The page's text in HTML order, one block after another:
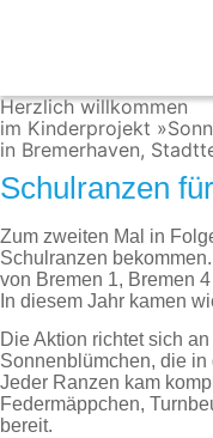
Herzlich willkommen
im Kinderprojekt
in Bremerhaven,
Schulranzen
Zum zweiten Mal in
Schulranzen
von Bremen 1, Bremen
In diesem Jahr kamen
Die Aktion richtet sich
Sonnenblümchen, die
Jeder Ranzen kam
Federmäppchen,
bereit.